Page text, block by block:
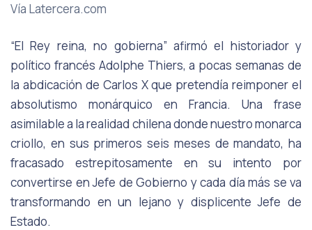
Vía Latercera.com
“El Rey reina, no gobierna” afirmó el historiador y
político francés Adolphe Thiers, a pocas semanas de
la abdicación de Carlos X que pretendía reimponer el
absolutismo monárquico en Francia. Una frase
asimilable a la realidad chilena donde nuestro monarca
criollo, en sus primeros seis meses de mandato, ha
fracasado estrepitosamente en su intento por
convertirse en Jefe de Gobierno y cada día más se va
transformando en un lejano y displicente Jefe de
Estado.